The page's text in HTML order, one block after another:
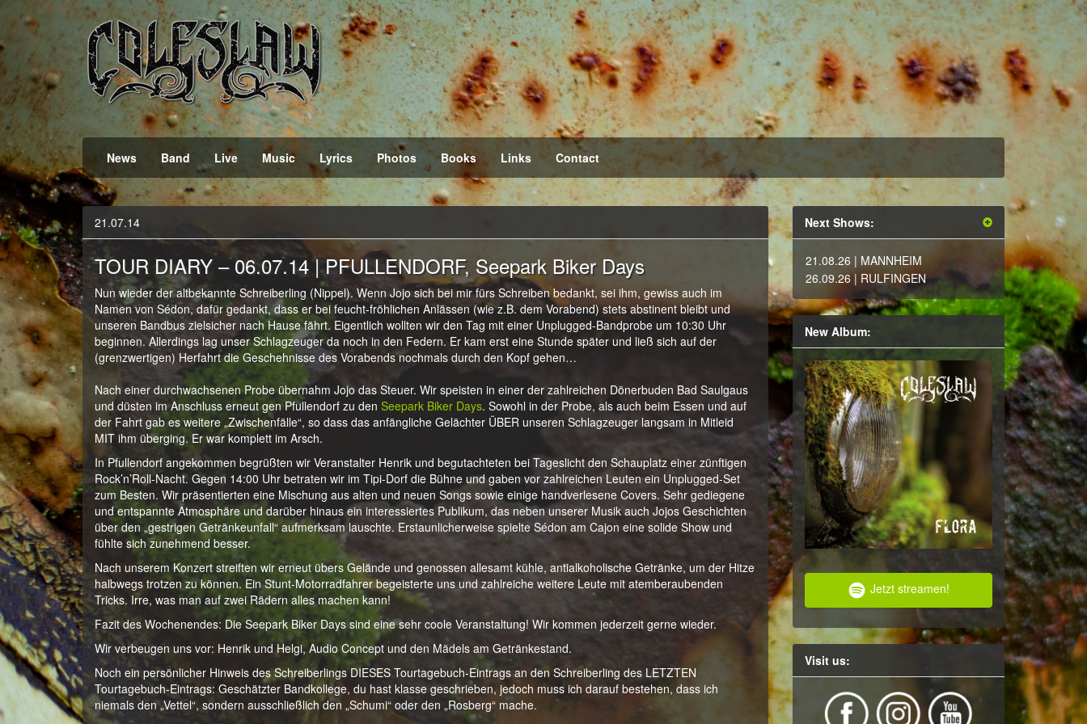
Coleslaw
Official Webpage
News Band Live Music Lyrics Photos Books Links Contact
21.07.14
TOUR DIARY – 06.07.14 | PFULLENDORF, Seepark Biker Days
Nun wieder der altbekannte Schreiberling (Nippel). Wenn Jojo sich bei mir fürs Schreiben bedankt, sei ihm, gewiss auch im
Namen von Sédon, dafür gedankt, dass er bei feucht-fröhlichen Anlässen (wie z.B. dem Vorabend) stets abstinent bleibt und
unseren Bandbus zielsicher nach Hause fährt. Eigentlich wollten wir den Tag mit einer Unplugged-Bandprobe um 10:30 Uhr
beginnen. Allerdings lag unser Schlagzeuger da noch in den Federn. Er kam erst eine Stunde später und ließ sich auf der
(grenzwertigen) Herfahrt die Geschehnisse des Vorabends nochmals durch den Kopf gehen…
Nach einer durchwachsenen Probe übernahm Jojo das Steuer. Wir speisten in einer der zahlreichen Dönerbuden Bad Saulgaus
und düsten im Anschluss erneut gen Pfullendorf zu den Seepark Biker Days. Sowohl in der Probe, als auch beim Essen und auf
der Fahrt gab es weitere „Zwischenfälle“, so dass das anfängliche Gelächter ÜBER unseren Schlagzeuger langsam in Mitleid
MIT ihm überging. Er war komplett im Arsch.
In Pfullendorf angekommen begrüßten wir Veranstalter Henrik und begutachteten bei Tageslicht den Schauplatz einer zünftigen
Rock’n’Roll-Nacht. Gegen 14:00 Uhr betraten wir im Tipi-Dorf die Bühne und gaben vor zahlreichen Leuten ein Unplugged-Set
zum Besten. Wir präsentierten eine Mischung aus alten und neuen Songs sowie einige handverlesene Covers. Sehr gediegene
und entspannte Atmosphäre und darüber hinaus ein interessiertes Publikum, das neben unserer Musik auch Jojos Geschichten
über den „gestrigen Getränkeunfall“ aufmerksam lauschte. Erstaunlicherweise spielte Sédon am Cajon eine solide Show und
fühlte sich zunehmend besser.
Nach unserem Konzert streiften wir erneut übers Gelände und genossen allesamt kühle, antialkoholische Getränke, um der Hitze
halbwegs trotzen zu können. Ein Stunt-Motorradfahrer begeisterte uns und zahlreiche weitere Leute mit atemberaubenden
Tricks. Irre, was man auf zwei Rädern alles machen kann!
Fazit des Wochenendes: Die Seepark Biker Days sind eine sehr coole Veranstaltung! Wir kommen jederzeit gerne wieder.
Wir verbeugen uns vor: Henrik und Helgi, Audio Concept und den Mädels am Getränkestand.
Noch ein persönlicher Hinweis des Schreiberlings DIESES Tourtagebuch-Eintrags an den Schreiberling des LETZTEN
Tourtagebuch-Eintrags: Geschätzter Bandkollege, du hast klasse geschrieben, jedoch muss ich darauf bestehen, dass ich
niemals den „Vettel“, sondern ausschließlich den „Schumi“ oder den „Rosberg“ mache.
Next Shows:
21.08.26 | MANNHEIM
26.09.26 | RULFINGEN
New Album:
Jetzt streamen!
Visit us: